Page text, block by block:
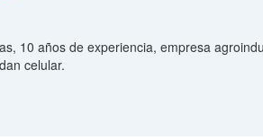
10 años de experiencia, empresa
celular.